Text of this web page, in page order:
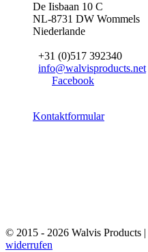
De Iisbaan 10 C
NL-8731 DW Wommels
Niederlande
+31 (0)517 392340
info@walvisproducts.net
Facebook
Kontaktformular
© 2015 - 2026 Walvis Products |
widerrufen